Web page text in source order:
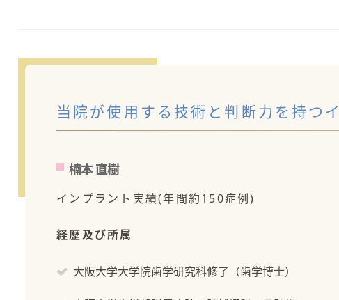
当院が使用する技術と判断力を持つ
楠本 直樹
インプラント実績(年間約150症例)
経歴及び所属
大阪大学大学院歯学研究科修了（歯学博士）